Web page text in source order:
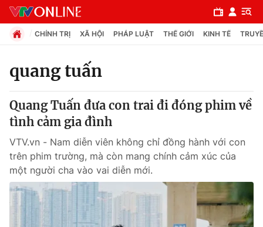
Chuyên mục
Chính trị
Xã hội
Pháp luật
CHÍNH TRỊ XÃ HỘI PHÁP LUẬT THẾ GIỚI KINH TẾ
quang tuấn
Quang Tuấn đưa con trai đi đóng phim về
tình cảm gia đình
VTV.vn - Nam diễn viên không chỉ đồng hành với con
trên phim trường, mà còn mang chính cảm xúc của
một người cha vào vai diễn mới.